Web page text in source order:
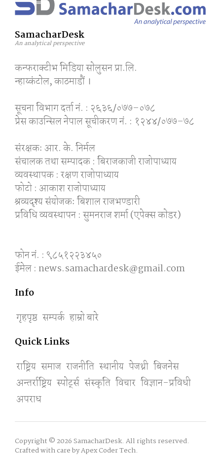
SamacharDesk
An analytical perspective
कन्फराक्टीभ मिडिया साेलुसन प्रा.लि.
न्हाय्कंटाेल, काठमाडाैं ।
सूचना विभाग दर्ता नं. : २६३६/०७७–०७८
प्रेस काउन्सिल नेपाल सूचीकरण नं. : १२४४/०७७–७८
संरक्षकः आर. के. निर्मल
संचालक तथा सम्पादक : बिराजकाजी राजोपाध्याय
व्यवस्थापक : रक्षण राजोपाध्याय
फोटो : आकाश राजोपाध्याय
श्रव्यदृश्य संयोजकः बिशाल राजभण्डारी
प्रविधि व्यवस्थापन : सुमनराज शर्मा (एपेक्स काेडर)
फोन नं. : ९८५१२२३४५०
ईमेल : news.samachardesk@gmail.com
Info
गृहपृष्ठ सम्पर्क हाम्रो बारे
Quick Links
राष्ट्रिय समाज राजनीति स्थानीय पेजथ्री बिजनेस
अन्तर्राष्ट्रिय स्पाेर्ट्स संस्कृति विचार विज्ञान-प्रविधी
अपराध
Copyright © 2026 SamacharDesk. All rights reserved.
Crafted with care byApex Coder Tech.